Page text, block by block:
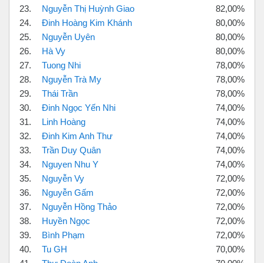
23.
Nguyễn Thị Huỳnh Giao
82,00%
24.
Đinh Hoàng Kim Khánh
80,00%
25.
Nguyễn Uyên
80,00%
26.
Hà Vy
80,00%
27.
Tuong Nhi
78,00%
28.
Nguyễn Trà My
78,00%
29.
Thái Trần
78,00%
30.
Đinh Ngọc Yến Nhi
74,00%
31.
Linh Hoàng
74,00%
32.
Đinh Kim Anh Thư
74,00%
33.
Trần Duy Quân
74,00%
34.
Nguyen Nhu Y
74,00%
35.
Nguyễn Vy
72,00%
36.
Nguyễn Gấm
72,00%
37.
Nguyễn Hồng Thảo
72,00%
38.
Huyền Ngọc
72,00%
39.
Bình Phạm
72,00%
40.
Tu GH
70,00%